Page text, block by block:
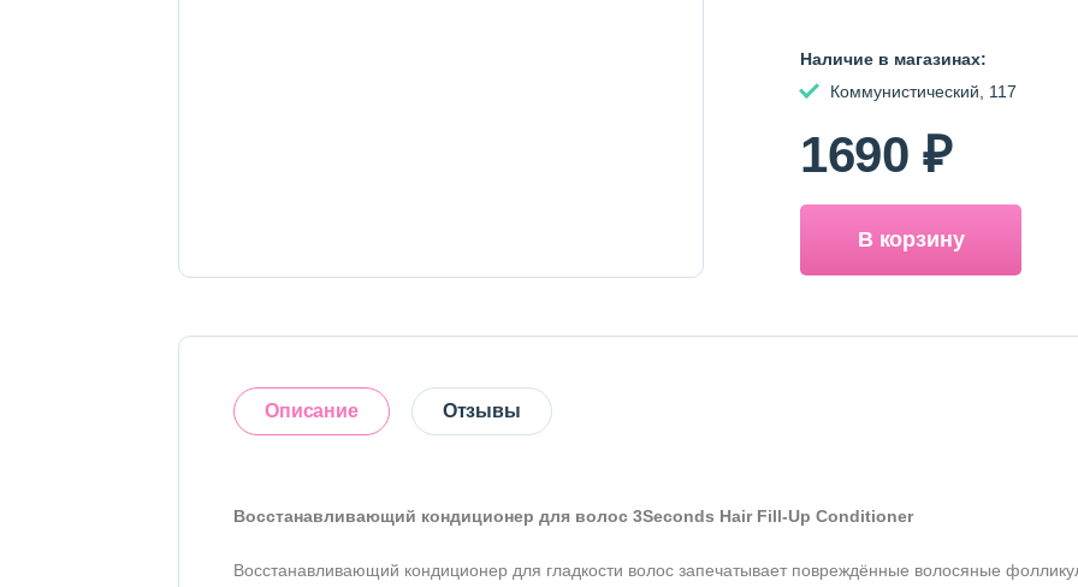
Наличие в магазинах:
Коммунистический, 117
1690 ₽
В корзину
Описание Отзывы
Восстанавливающий кондиционер для волос 3Seconds Hair Fill-Up Conditioner
Восстанавливающий кондиционер для гладкости волос запечатывает повреждённые волосяные
5